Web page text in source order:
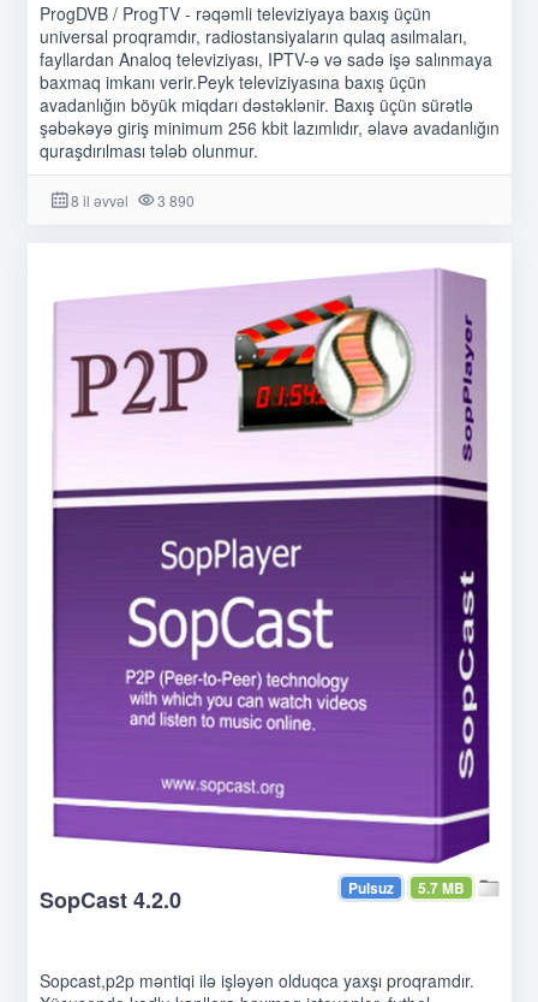
ProgDVB / ProgTV - rəqəmli televiziyaya baxış üçün
universal proqramdır, radiostansiyaların qulaq asılmaları,
fayllardan Analoq televiziyası, IPTV-ə və sadə işə salınmaya
baxmaq imkanı verir.Peyk televiziyasına baxış üçün
avadanlığın böyük miqdarı dəstəklənir. Baxış üçün sürətlə
şəbəkəyə giriş minimum 256 kbit lazımlıdır, əlavə avadanlığın
quraşdırılması tələb olunmur.
8 il əvvəl 3 890
5.7 MB
Pulsuz
SopCast 4.2.0
Sopcast,p2p məntiqi ilə işləyən olduqca yaxşı proqramdır.